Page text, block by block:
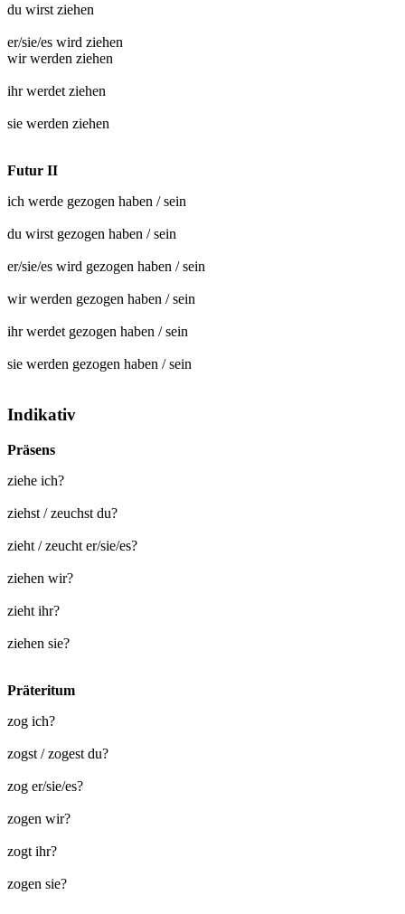
du wirst ziehen
er/sie/es wird ziehen
wir werden ziehen
ihr werdet ziehen
sie werden ziehen
Futur II
ich werde gezogen haben / sein
du wirst gezogen haben / sein
er/sie/es wird gezogen haben / sein
wir werden gezogen haben / sein
ihr werdet gezogen haben / sein
sie werden gezogen haben / sein
Indikativ
Präsens
ziehe ich?
ziehst / zeuchst du?
zieht / zeucht er/sie/es?
ziehen wir?
zieht ihr?
ziehen sie?
Präteritum
zog ich?
zogst / zogest du?
zog er/sie/es?
zogen wir?
zogt ihr?
zogen sie?